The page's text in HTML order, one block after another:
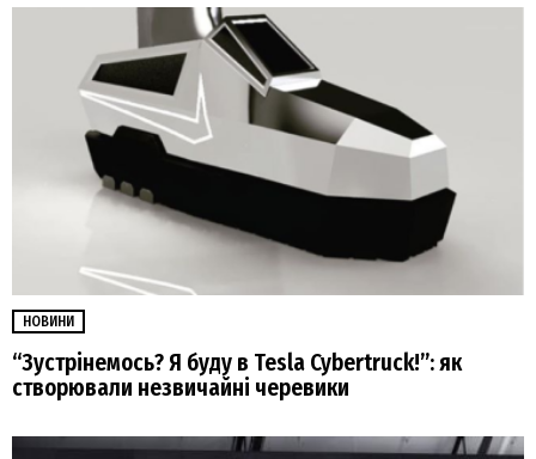
НОВИНИ
“Зустрінемось? Я буду в Tesla Cybertruck!”: як
створювали незвичайні черевики